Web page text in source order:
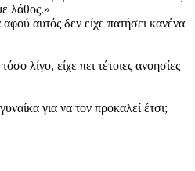
λάθος.»
αφού αυτός δεν είχε πατήσει κανένα
λίγο, είχε πει τέτοιες ανοησίες
για να τον προκαλεί έτσι;